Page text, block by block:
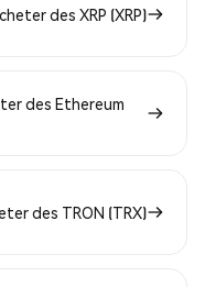
des XRP (XRP)
des Ethereum
des TRON (TRX)